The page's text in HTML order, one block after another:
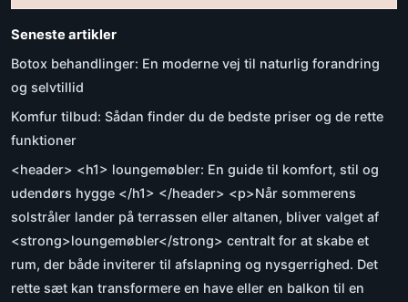
Seneste artikler
Botox behandlinger: En moderne vej til naturlig forandring
og selvtillid
Komfur tilbud: Sådan finder du de bedste priser og de rette
funktioner
<header> <h1> loungemøbler: En guide til komfort, stil og
udendørs hygge </h1> </header> <p>Når sommerens
solstråler lander på terrassen eller altanen, bliver valget af
<strong>loungemøbler</strong> centralt for at skabe et
rum, der både inviterer til afslapning og nysgerrighed. Det
rette sæt kan transformere en have eller en balkon til en